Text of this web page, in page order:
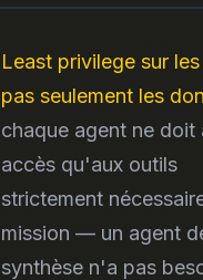
Least privilege sur
pas seulement les
chaque agent ne doit
accès qu'aux outils
strictement
mission — un agent
synthèse n'a pas